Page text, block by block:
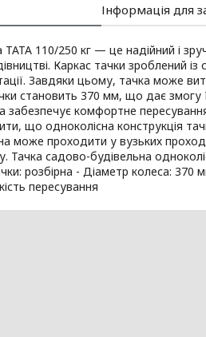
Інформація для
110/250 кг — це надійний і
Каркас тачки зроблений із
Завдяки цьому, тачка може
становить 370 мм, що дає змогу
комфортне
що одноколісна конструкція
може проходити у вузьких
садово-будівельна
розбірна - Діаметр колеса: 370
пересування